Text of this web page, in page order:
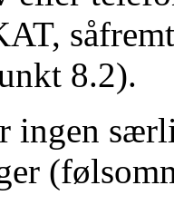
8.2).
ingen